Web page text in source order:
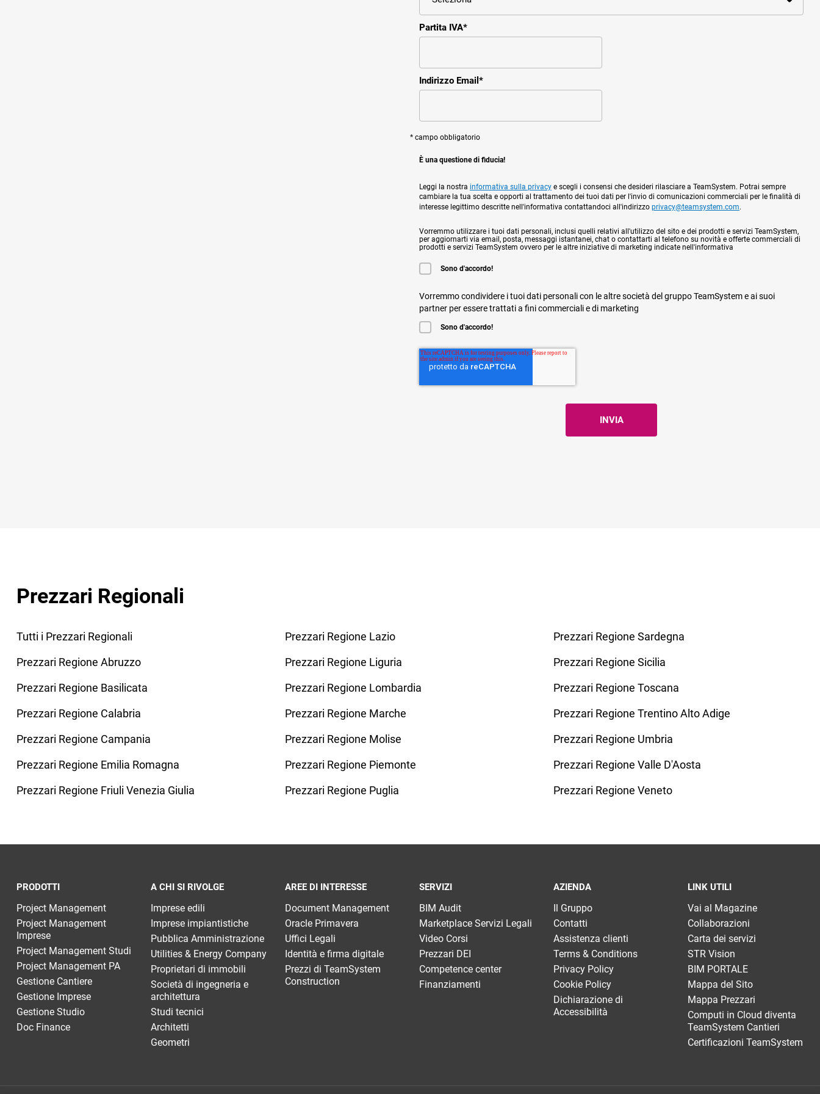
Partita IVA*
Indirizzo Email *
* campo obbligatorio
È una questione di fiducia!
Leggi la nostra informativa sulla privacy e scegli i consensi che desideri rilasciare a TeamSystem. Potrai sempre
cambiare la tua scelta e opporti al trattamento dei tuoi dati per l'invio di comunicazioni commerciali per le finalità di
interesse legittimo descritte nell'informativa contattandoci all'indirizzo privacy@teamsystem.com.
Vorremmo utilizzare i tuoi dati personali, inclusi quelli relativi all'utilizzo del sito e dei prodotti e servizi TeamSystem,
per aggiornarti via email, posta, messaggi istantanei, chat o contattarti al telefono su novità e offerte commerciali di
prodotti e servizi TeamSystem ovvero per le altre iniziative di marketing indicate nell'informativa
Sono d'accordo!
Vorremmo condividere i tuoi dati personali con le altre società del gruppo TeamSystem e ai suoi
partner per essere trattati a fini commerciali e di marketing
Sono d'accordo!
Prezzari Regionali
Tutti i Prezzari Regionali
Prezzari Regione Abruzzo
Prezzari Regione Basilicata
Prezzari Regione Calabria
Prezzari Regione Campania
Prezzari Regione Emilia Romagna
Prezzari Regione Friuli Venezia Giulia
Prezzari Regione Lazio
Prezzari Regione Liguria
Prezzari Regione Lombardia
Prezzari Regione Marche
Prezzari Regione Molise
Prezzari Regione Piemonte
Prezzari Regione Puglia
Prezzari Regione Sardegna
Prezzari Regione Sicilia
Prezzari Regione Toscana
Prezzari Regione Trentino Alto Adige
Prezzari Regione Umbria
Prezzari Regione Valle D'Aosta
Prezzari Regione Veneto
PRODOTTI
Project Management
Project Management
Imprese
Project Management Studi
Project Management PA
Gestione Cantiere
Gestione Imprese
Gestione Studio
Doc Finance
A CHI SI RIVOLGE
Imprese edili
Imprese impiantistiche
Pubblica Amministrazione
Utilities & Energy Company
Proprietari di immobili
Società di ingegneria e
architettura
Studi tecnici
Architetti
Geometri
AREE DI INTERESSE
Document Management
Oracle Primavera
Uffici Legali
Identità e firma digitale
Prezzi di TeamSystem
Construction
SERVIZI
BIM Audit
Marketplace Servizi Legali
Video Corsi
Prezzari DEI
Competence center
Finanziamenti
AZIENDA
Il Gruppo
Contatti
Assistenza clienti
Terms & Conditions
Privacy Policy
Cookie Policy
Dichiarazione di
Accessibilità
LINK UTILI
Vai al Magazine
Collaborazioni
Carta dei servizi
STR Vision
BIM PORTALE
Mappa del Sito
Mappa Prezzari
Computi in Cloud diventa
TeamSystem Cantieri
Certificazioni TeamSystem